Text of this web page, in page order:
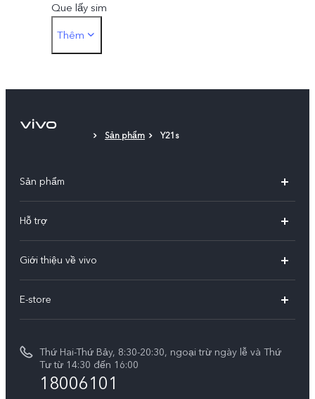
Que lấy sim
Ốp lưng
Thêm
Sản phẩm Y21s
Sản phẩm
V60
V60 Lite 5G
V50 Lite 5G
V50 Lite
Y39 5G
Hỗ trợ
Funtouch OS
Tra cứu giá linh kiện
Xác thực bằng IMEI
Giới thiệu về vivo
Thông báo pháp lý
E-store
Thứ Hai-Thứ Bảy, 8:30-20:30, ngoại trừ ngày lễ và Thứ
Tư từ 14:30 đến 16:00
18006101